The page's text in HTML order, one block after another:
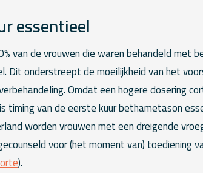
essentieel
van de vrouwen die waren behandeld met
Dit onderstreept de moeilijkheid van het
Omdat een hogere dosering
timing van de eerste kuur bethametason
worden vrouwen met een dreigende
voor (het moment van) toediening
).